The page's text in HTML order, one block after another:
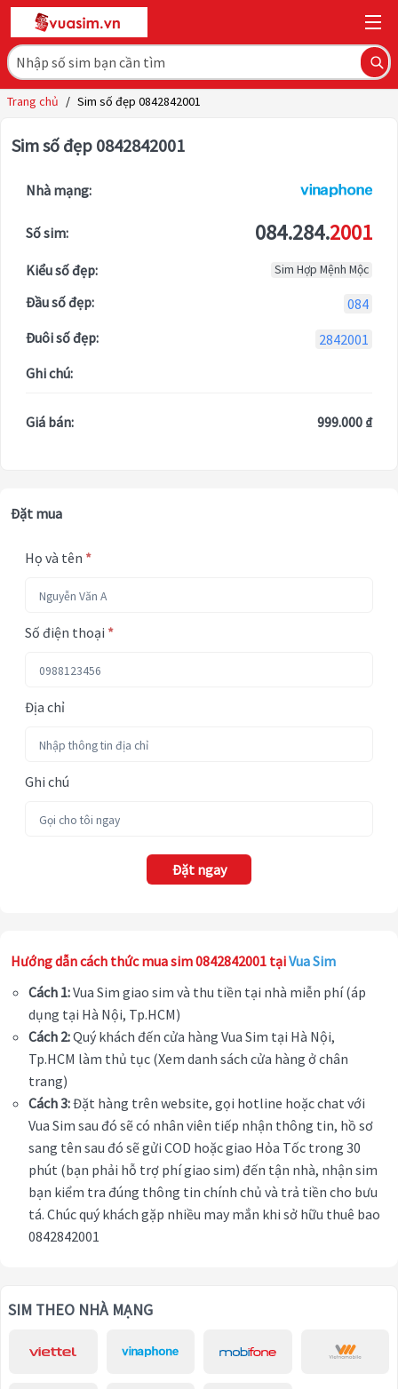
Trang chủ / Sim số đẹp 0842842001
Sim số đẹp 0842842001
Nhà mạng:
Số sim: 084.284.2001
Kiểu số đẹp: Sim Hợp Mệnh Mộc
Đầu số đẹp:
084
Đuôi số đẹp:
2842001
Ghi chú:
Giá bán: 999.000 ₫
Đặt mua
Họ và tên *
Số điện thoại *
Địa chỉ
Ghi chú
Đặt ngay
Hướng dẫn cách thức mua sim 0842842001 tạiVua Sim
Cách 1:Vua Sim giao sim và thu tiền tại nhà miễn phí (áp
dụng tại Hà Nội, Tp.HCM)
Cách 2:Quý khách đến cửa hàng Vua Sim tại Hà Nội,
Tp.HCM làm thủ tục (Xem danh sách cửa hàng ở chân
trang)
Cách 3:Đặt hàng trên website, gọi hotline hoặc chat với
Vua Sim sau đó sẽ có nhân viên tiếp nhận thông tin, hồ sơ
sang tên sau đó sẽ gửi COD hoặc giao Hỏa Tốc trong 30
phút (bạn phải hỗ trợ phí giao sim) đến tận nhà, nhận sim
bạn kiểm tra đúng thông tin chính chủ và trả tiền cho bưu
tá. Chúc quý khách gặp nhiều may mắn khi sở hữu thuê bao
0842842001
SIM THEO NHÀ MẠNG